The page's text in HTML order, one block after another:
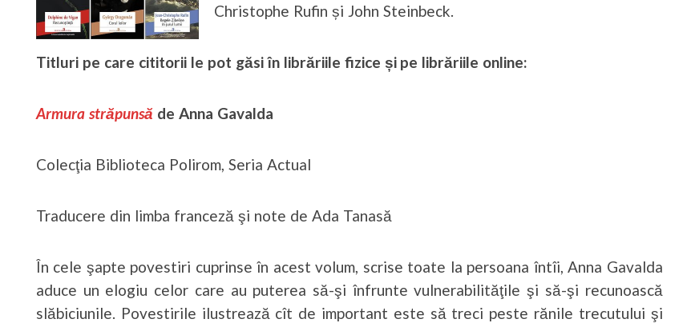
Christophe Rufin și John Steinbeck.
Titluri pe care cititorii le pot găsi în librăriile fizice și pe librăriile online:
Armura străpunsă de Anna Gavalda
Colecţia Biblioteca Polirom, Seria Actual
Traducere din limba franceză şi note de Ada Tanasă
În cele şapte povestiri cuprinse în acest volum, scrise toate la persoana întîi, Anna Gavalda
aduce un elogiu celor care au puterea să-şi înfrunte vulnerabilităţile şi să-şi recunoască
slăbiciunile. Povestirile ilustrează cît de important este să treci peste rănile trecutului şi